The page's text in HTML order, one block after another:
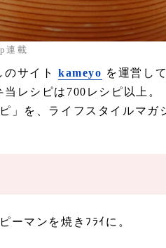
連載
のサイト kameyo を運営し
レシピは700レシピ以上。
」を、ライフスタイルマガ
ーマンを焼きﾌﾗｲに。